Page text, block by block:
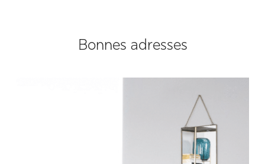
Bonnes adresses